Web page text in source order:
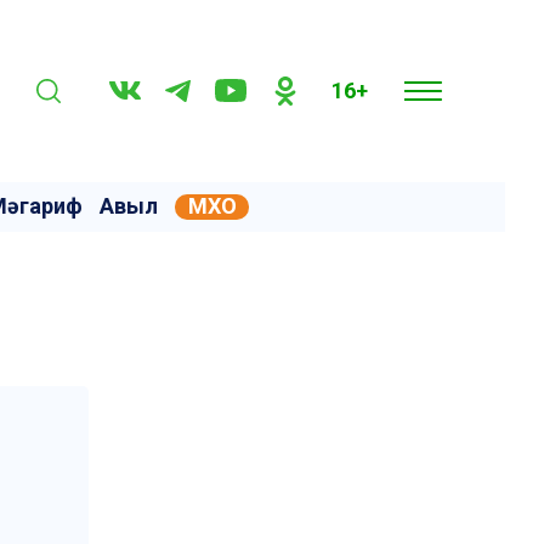
16+
Авыл МХО